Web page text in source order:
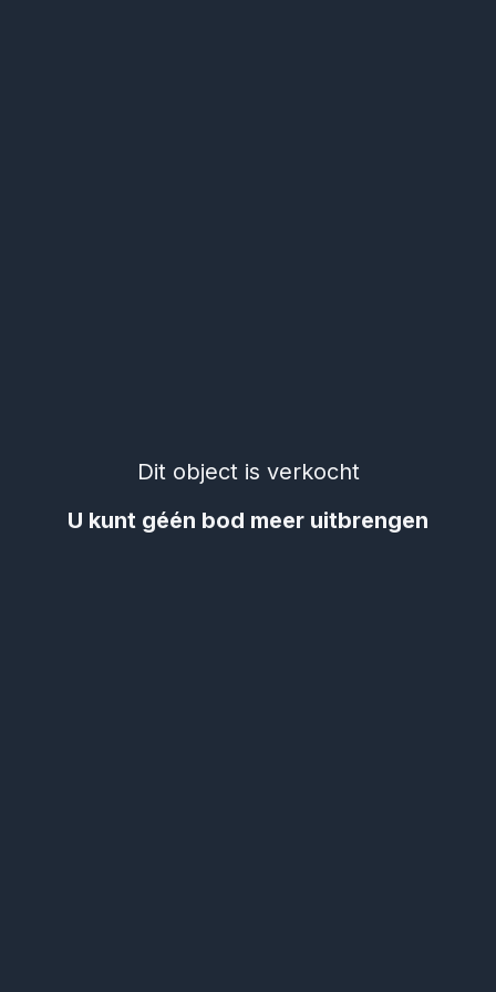
Dit object is verkocht
U kunt géén bod meer uitbrengen